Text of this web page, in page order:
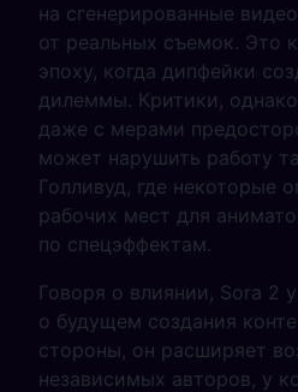
на сгенерированные
от реальных съемок. Это
эпоху, когда дипфейки
дилеммы. Критики,
даже с мерами
может нарушить работу
Голливуд, где некоторые
рабочих мест для
по спецэффектам.
Говоря о влиянии, Sora 2
о будущем создания
стороны, он расширяет
независимых авторов, у